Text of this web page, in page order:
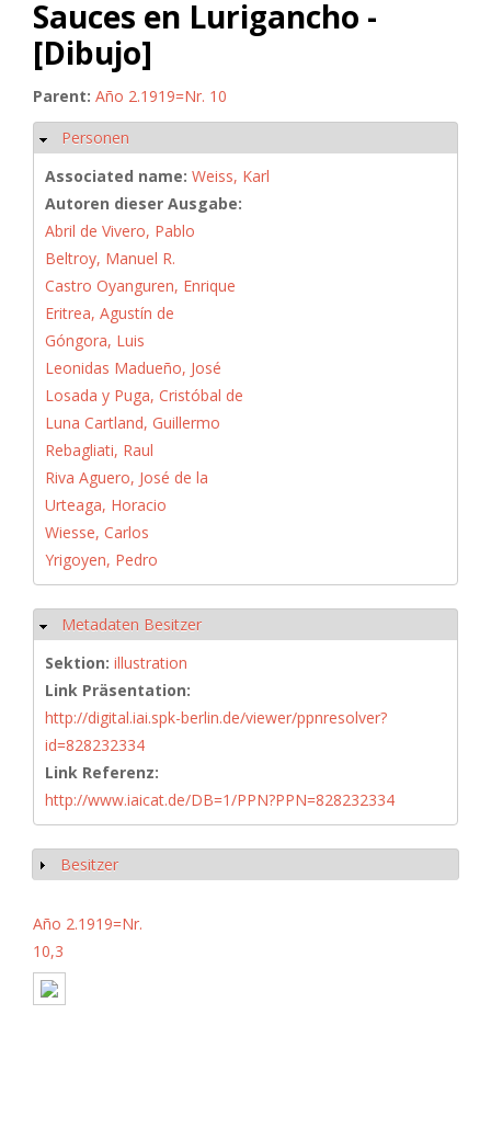
Sauces en Lurigancho -
[Dibujo]
Parent: Año 2.1919=Nr. 10
Hide
Personen
Associated name: Weiss, Karl
Autoren dieser Ausgabe:
Abril de Vivero, Pablo
Beltroy, Manuel R.
Castro Oyanguren, Enrique
Eritrea, Agustín de
Góngora, Luis
Leonidas Madueño, José
Losada y Puga, Cristóbal de
Luna Cartland, Guillermo
Rebagliati, Raul
Riva Aguero, José de la
Urteaga, Horacio
Wiesse, Carlos
Yrigoyen, Pedro
Hide
Metadaten Besitzer
Sektion: illustration
Link Präsentation:
http://digital.iai.spk-berlin.de/viewer/ppnresolver?
id=828232334
Link Referenz:
http://www.iaicat.de/DB=1/PPN?PPN=828232334
Show
Besitzer
Año 2.1919=Nr.
10,3